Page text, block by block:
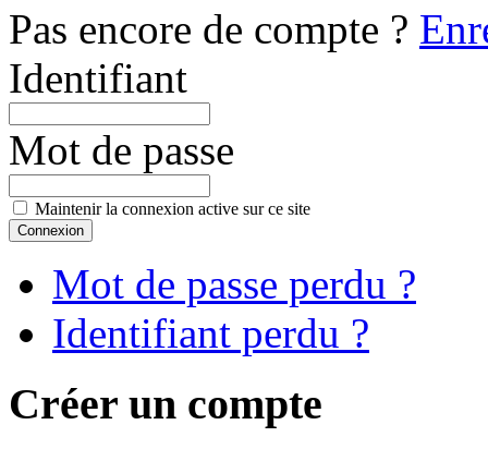
Pas encore de compte ?
Identifiant
Mot de passe
Maintenir la connexion active sur ce site
Mot de passe perdu ?
Identifiant perdu ?
Créer un compte